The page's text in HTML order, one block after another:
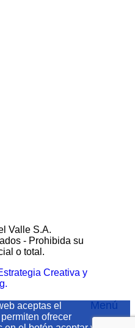
Valle S.A.
- Prohibida su
o total.
Menú
aceptas el
ofrecer